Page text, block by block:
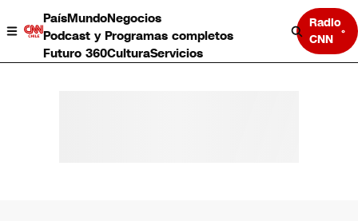
PaísMundoNegocios
Podcast y Programas completos
Futuro 360CulturaServicios
Radio
CNN